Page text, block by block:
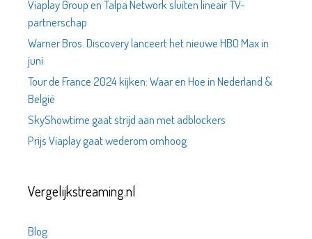
Viaplay Group en Talpa Network sluiten lineair TV-
partnerschap
Warner Bros. Discovery lanceert het nieuwe HBO Max in
juni
Tour de France 2024 kijken: Waar en Hoe in Nederland &
België
SkyShowtime gaat strijd aan met adblockers
Prijs Viaplay gaat wederom omhoog
Vergelijkstreaming.nl
Blog